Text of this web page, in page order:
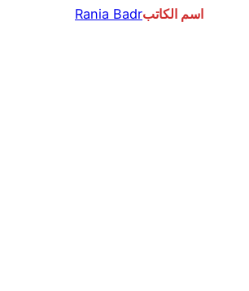
اسم الكاتبRania Badr